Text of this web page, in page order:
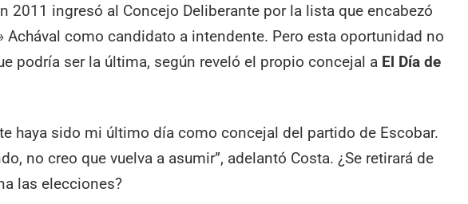
2011 ingresó al Concejo Deliberante por la lista que encabezó
Achával como candidato a intendente. Pero esta oportunidad no
podría ser la última, según reveló el propio concejal a El Día de
haya sido mi último día como concejal del partido de Escobar.
no creo que vuelva a asumir”, adelantó Costa. ¿Se retirará de
las elecciones?